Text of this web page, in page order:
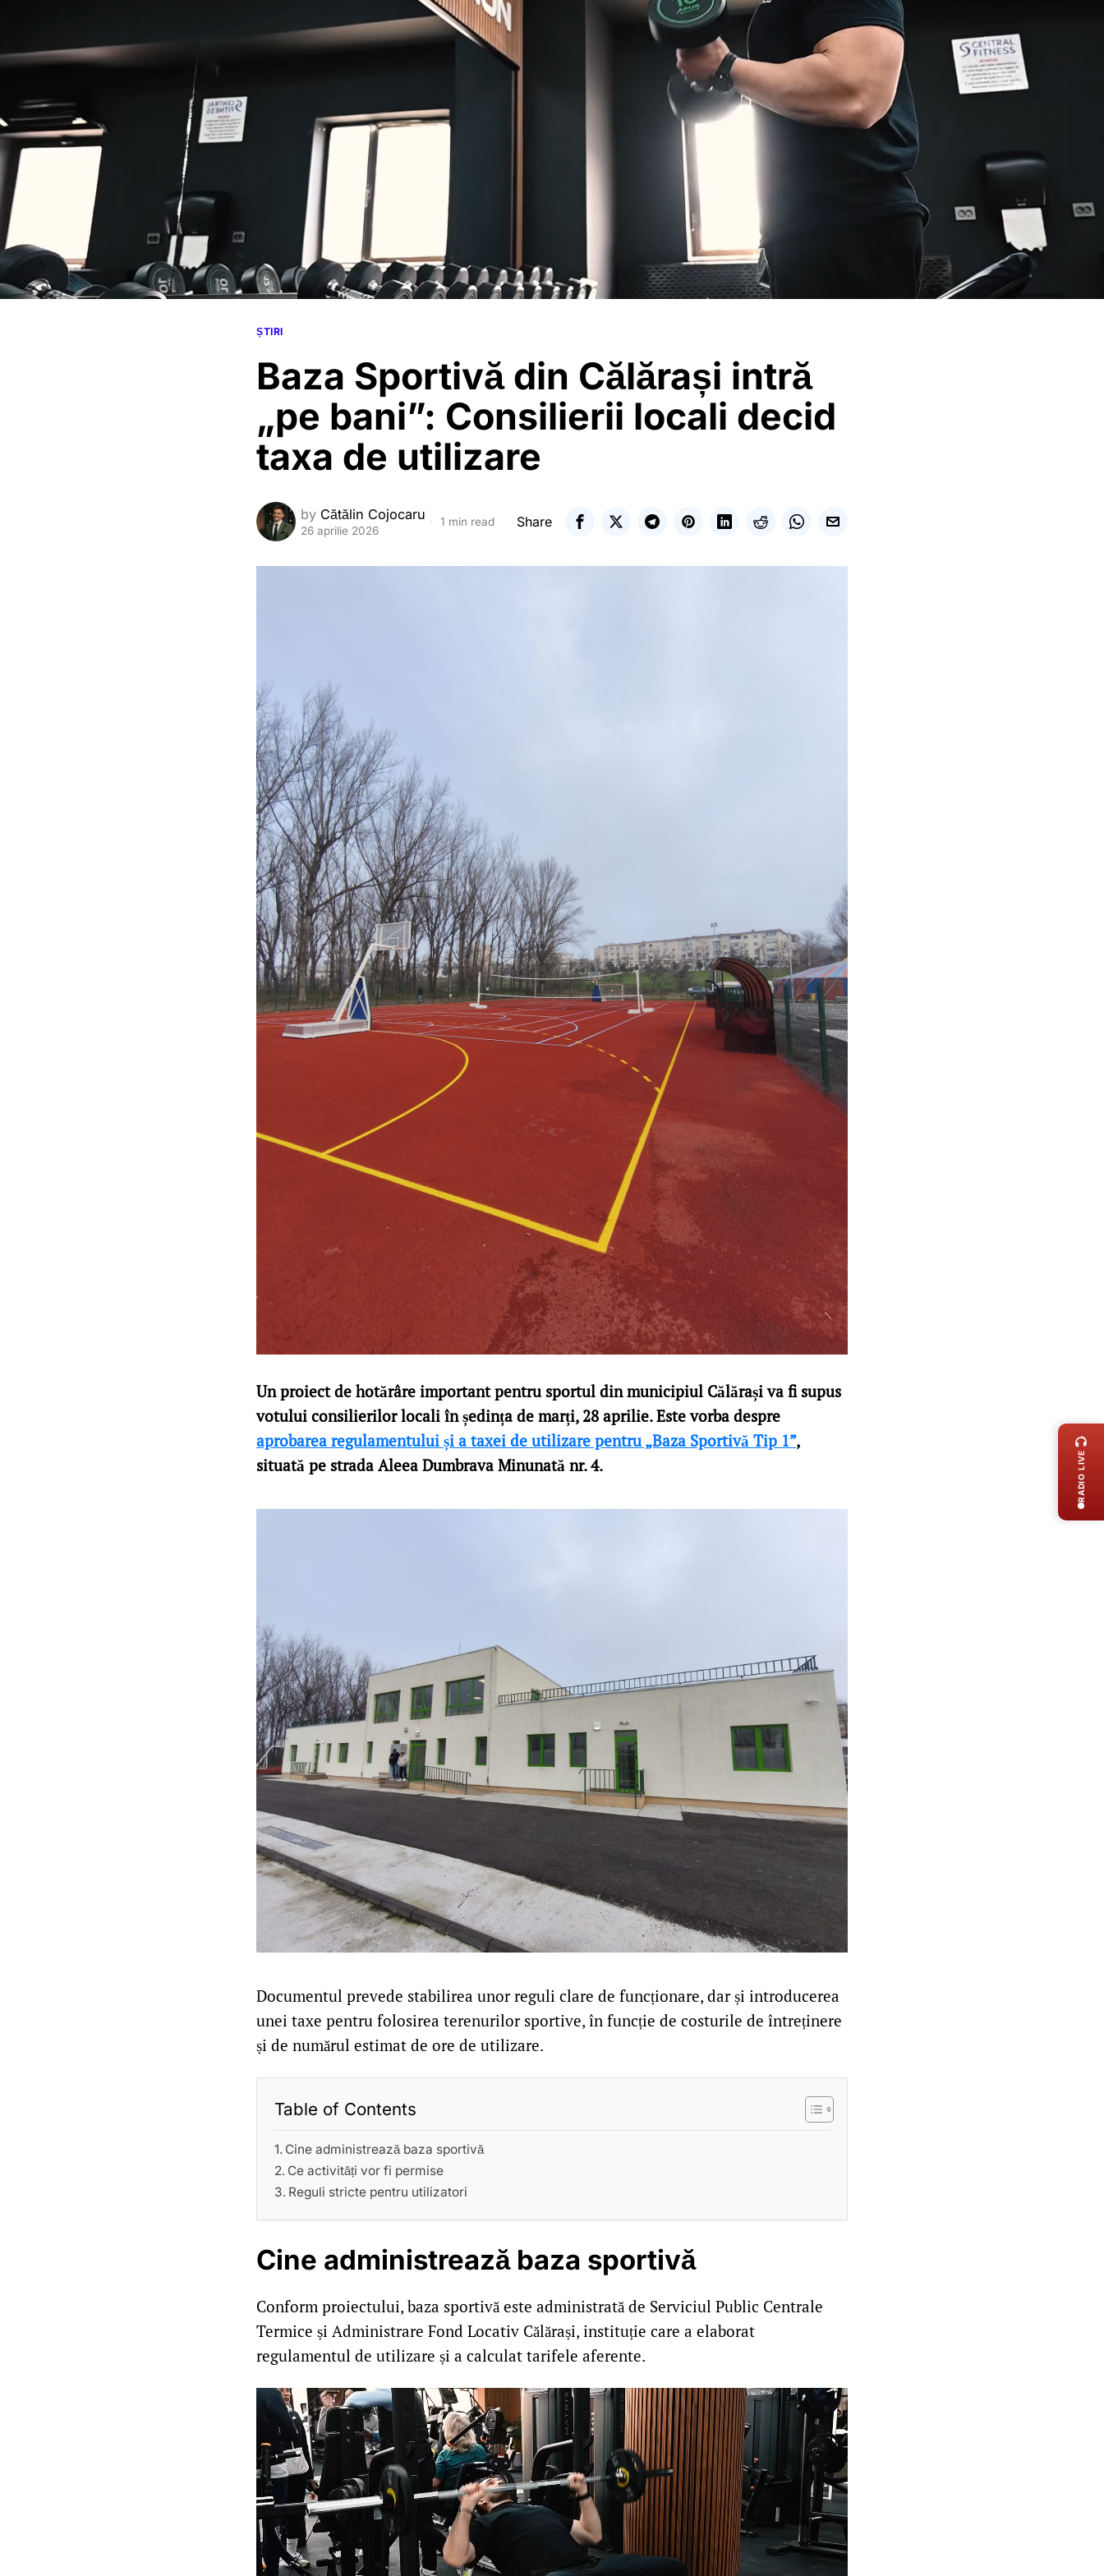
ȘTIRI
Baza Sportivă din Călărași intră
„pe bani”: Consilierii locali decid
taxa de utilizare
by Cătălin Cojocaru
26 aprilie 2026
1 min read Share
Un proiect de hotărâre important pentru sportul din municipiul Călărași va fi supus
votului consilierilor locali în ședința de marți, 28 aprilie. Este vorba despre
aprobarea regulamentului și a taxei de utilizare pentru „Baza Sportivă Tip 1”,
situată pe strada Aleea Dumbrava Minunată nr. 4.
Documentul prevede stabilirea unor reguli clare de funcționare, dar și introducerea
unei taxe pentru folosirea terenurilor sportive, în funcție de costurile de întreținere
și de numărul estimat de ore de utilizare.
Table of Contents
Cine administrează baza sportivă
Ce activități vor fi permise
Reguli stricte pentru utilizatori
Cine administrează baza sportivă
Conform proiectului, baza sportivă este administrată de Serviciul Public Centrale
Termice și Administrare Fond Locativ Călărași, instituție care a elaborat
regulamentul de utilizare și a calculat tarifele aferente.
RADIO LIVE